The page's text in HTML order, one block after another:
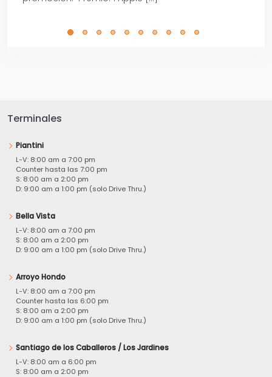
Terminales
Piantini
L-V: 8:00 am a 7:00 pm
Counter hasta las 7:00 pm
S: 8:00 am a 2:00 pm
D: 9:00 am a 1:00 pm (solo Drive Thru.)
Bella Vista
L-V: 8:00 am a 7:00 pm
S: 8:00 am a 2:00 pm
D: 9:00 am a 1:00 pm (solo Drive Thru.)
Arroyo Hondo
L-V: 8:00 am a 7:00 pm
Counter hasta las 6:00 pm
S: 8:00 am a 2:00 pm
D: 9:00 am a 1:00 pm (solo Drive Thru.)
Santiago de los Caballeros / Los Jardines
L-V: 8:00 am a 6:00 pm
S: 8:00 am a 2:00 pm